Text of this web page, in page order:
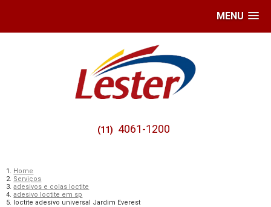
MENU
(11) 4061-1200
Home
Serviços
adesivos e colas loctite
adesivo loctite em sp
loctite adesivo universal Jardim Everest